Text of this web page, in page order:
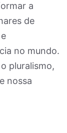
a
de
no mundo.
pluralismo,
nossa